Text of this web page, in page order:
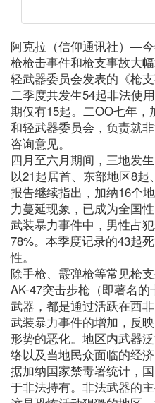
阿克拉（信仰通讯社）—
枪枪击事件和枪支事故大
轻武器委员会发表的《枪
二季度共发生54起非法使
期仅有15起。二OO七年
和轻武器委员会，负责就
咨询意见。
四月至六月期间，三地发
以21起居首、东部地区8起
报告继续指出，加纳16个
力蔓延现象，已成为全国性
武装暴力事件中，男性占
78%。本季度记录的43起
性。
除手枪、霰弹枪等常见枪
AK-47突击步枪（即著名
武器，都是通过活跃在西
武装暴力事件的增加，反
形势的恶化。地区内武器
络以及当地民众面临的经济
据加纳国家禁毒署统计，
于非法持有。非法武器的